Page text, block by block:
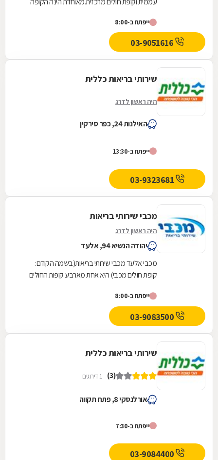
מעגל...
ייפתח ב-8:00
שירותי בריאות כללית
היה ראשון לדרג
האילנות 24, כפר סירקין
ייפתח ב-13:30
מכבי שירותי בריאות
היה ראשון לדרג
יהודה הנשיא 94, אלעד
מכבי אלעד מכבי שירותי בריאות(בשמה הקודם:
קופת חולים מכבי) היא אחת מארבע קופות החולים
והחלה את עבודתה...
ייפתח ב-8:00
שירותי בריאות כללית
(3) 1 דירוגים
אורלנסקי 8, פתח תקווה
ייפתח ב-7:30
03-9084400